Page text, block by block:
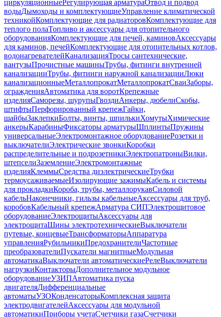
циркуляционныеРегулирующая арматураОтвод и подвод
водыДымоходы и комплектующиеУправление климатической
техникойКомплектующие для радиаторовКомплектующие для
теплого полаТопливо и аксессуары для отопительного
оборудованияКомплектующие для печей, каминовАксессуары
для каминов, печейКомплектующие для отопительных котлов,
водонагревателейКанализацияТросы сантехнические,
вантузыПрочистные машиныТрубы, фитинги внутренней
канализацииТрубы, фитинги наружной канализацииЛюки
канализационныеМеталлопрокатМеталлопрокатСваиЗаборы,
огражденияАвтоматика для воротКрепежные
изделияСаморезы, шурупыГвоздиАнкеры, дюбелиСкобы,
штифтыПерфорированный крепежГайки,
шайбыЗаклепкиБолты, винты, шпилькиХомутыХимические
анкерыКарабиныФиксаторы арматурыШплинтыПружины
универсальныеЭлектромонтажное оборудованиеРозетки и
выключателиЭлектрические звонкиКоробки
распределительные и подрозетникиЭлектропатроныВилки,
штепселиЗаземлениеЭлектромонтажные
изделияКлеммыСредства диэлектрическиеТрубки
термоусаживаемыеИзолирующие зажимыКабель и системы
для прокладкиКороба, трубы, металлорукавСиловой
кабельНаконечники, гильзы кабельныеАксессуары для труб,
коробовКабельный крепежАрматура СИПЭлектрощитовое
оборудованиеЭлектрощитыАксессуары для
электрощитаШины электротехническиеВыключатели
путевые, концевыеТрансформаторыАппаратура
управленияРубильникиПредохранителиЧастотные
преобразователиПускатели магнитныеМодульная
автоматикаВыключатели автоматическиеРелеВыключатели
нагрузкиКонтакторыДополнительное модульное
оборудованиеУЗИПАвтоматика пуска
двигателяДифференциальные
автоматыУЗОКонденсаторыКомплексная защита
электродвигателейАксессуары для модульной
автоматикиПриборы учетаСчетчики газаСчетчики